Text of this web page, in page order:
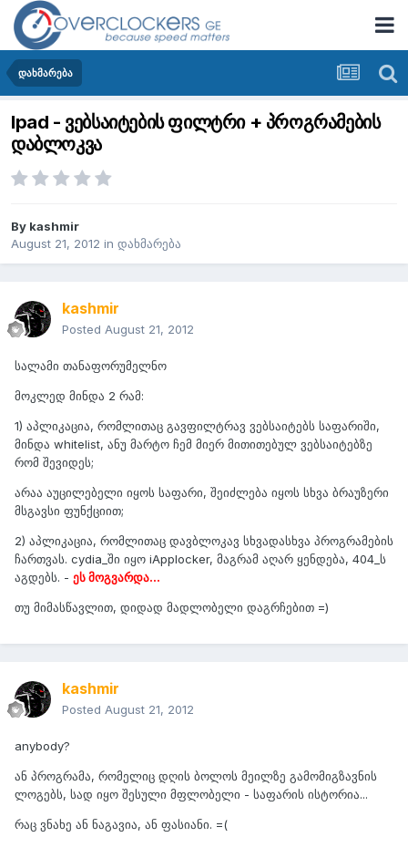
დახმარება
Ipad - ვებსაიტების ფილტრი + პროგრამების
დაბლოკვა
By kashmir
August 21, 2012 in დახმარება
kashmir
Posted August 21, 2012
სალამი თანაფორუმელნო
მოკლედ მინდა 2 რამ:
1) აპლიკაცია, რომლითაც გავფილტრავ ვებსაიტებს საფარიში,
მინდა whitelist, ანუ მარტო ჩემ მიერ მითითებულ ვებსაიტებზე
რომ შევიდეს;
არაა აუცილებელი იყოს საფარი, შეიძლება იყოს სხვა ბრაუზერი
მსგავსი ფუნქციით;
2) აპლიკაცია, რომლითაც დავბლოკავ სხვადასხვა პროგრამების
ჩართვას. cydia_ში იყო iApplocker, მაგრამ აღარ ყენდება, 404_ს
აგდებს. - ეს მოგვარდა...
თუ მიმასწავლით, დიდად მადლობელი დაგრჩებით =)
kashmir
Posted August 21, 2012
anybody?
ან პროგრამა, რომელიც დღის ბოლოს მეილზე გამომიგზავნის
ლოგებს, სად იყო შესული მფლობელი - საფარის ისტორია...
რაც ვნახე ან ნაგავია, ან ფასიანი. =(